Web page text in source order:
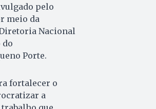
pelo
meio da
Nacional
do
Porte.
fortalecer o
a